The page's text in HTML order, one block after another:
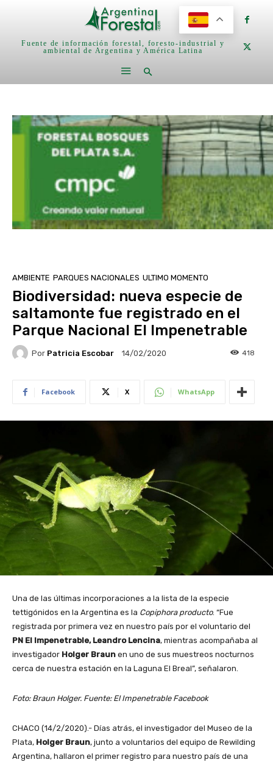
Fuente de información forestal, foresto-industrial y
ambiental de Argentina y América Latina
AMBIENTE PARQUES NACIONALES ULTIMO MOMENTO
Biodiversidad: nueva especie de
saltamonte fue registrado en el
Parque Nacional El Impenetrable
Por Patricia Escobar 14/02/2020 418
Facebook X WhatsApp
Una de las últimas incorporaciones a la lista de la especie
tettigónidos en la Argentina es la Copiphora producto. “Fue
registrada por primera vez en nuestro país por el voluntario del
PN El Impenetrable, Leandro Lencina, mientras acompañaba al
investigador Holger Braun en uno de sus muestreos nocturnos
cerca de nuestra estación en la Laguna El Breal”, señalaron.
Foto: Braun Holger. Fuente: El Impenetrable Facebook
CHACO (14/2/2020).- Días atrás, el investigador del Museo de la
Plata, Holger Braun, junto a voluntarios del equipo de Rewilding
Argentina, hallaron el primer registro para nuestro país de una